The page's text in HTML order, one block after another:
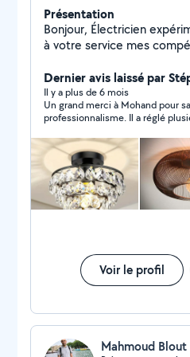
Présentation
Bonjour, Électricien expérimenté et passionné, je mets
à votre service mes
suis spécialisé dans
dépannage électrique, En complément de mes
expertises électriques, je
travaux tels que ,
d'étagères et de tringles
meubles,ainsi que
organisé et attentif aux
répondre à vos besoins et
projets avec
Dernier avis laissé par
Il y a plus de 6 mois
Un grand merci à Mohand pour
professionnalisme. Il a réglé
et méticuleux. Je le
Voir le profil
Mahmoud Blout